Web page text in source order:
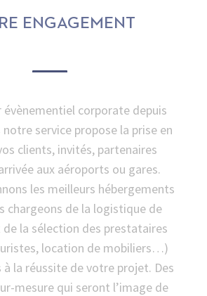
ENGAGEMENT
évènementiel corporate depuis
notre service propose la prise en
clients, invités, partenaires
aux aéroports ou gares.
les meilleurs hébergements
chargeons de la logistique de
la sélection des prestataires
location de mobiliers…)
à la réussite de votre projet. Des
mesure qui seront l’image de